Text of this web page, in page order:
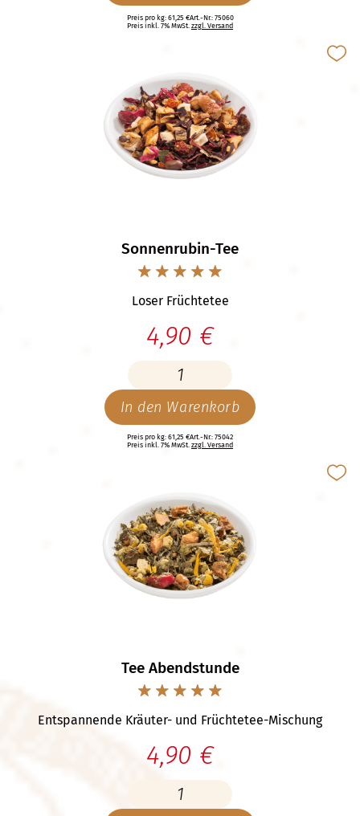
Preis pro kg: 61,25 €Art.-Nr.: 75060
Preis inkl. 7% MwSt. zzgl. Versand
Sonnenrubin-Tee
Loser Früchtetee
4,90 €
In den Warenkorb
Preis pro kg: 61,25 €Art.-Nr.: 75042
Preis inkl. 7% MwSt. zzgl. Versand
Tee Abendstunde
Entspannende Kräuter- und Früchtetee-Mischung
4,90 €